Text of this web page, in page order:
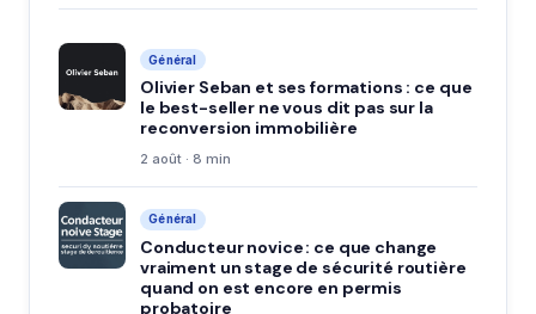
Général
Olivier Seban et ses formations : ce que
le best-seller ne vous dit pas sur la
reconversion immobilière
2 août · 8 min
Général
Conducteur novice : ce que change
vraiment un stage de sécurité routière
quand on est encore en permis
probatoire